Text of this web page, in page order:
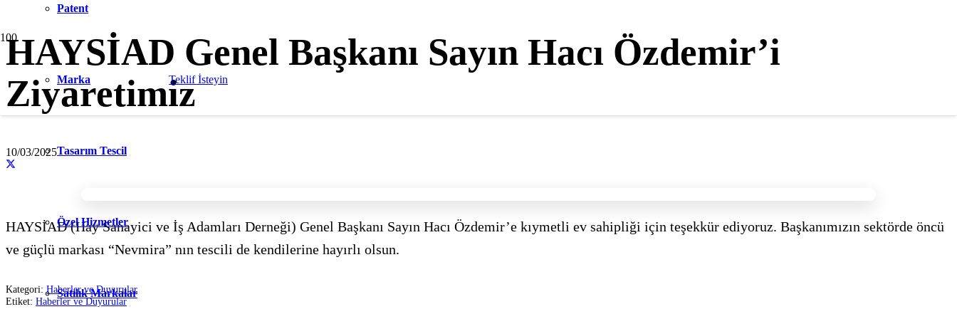
Patent
Marka
Tasarım Tescil
Özel Hizmetler
Satılık Markalar
Teklif İsteyin
HAYSİAD Genel Başkanı Sayın Hacı Özdemir’i
Ziyaretimiz
10/03/2025
HAYSİAD (Hay Sanayici ve İş Adamları Derneği) Genel Başkanı Sayın Hacı Özdemir’e kıymetli ev sahipliği için teşekkür ediyoruz. Başkanımızın sektörde öncü
ve güçlü markası “Nevmira” nın tescili de kendilerine hayırlı olsun.
Kategori:Haberler ve Duyurular
Etiket: Haberler ve Duyurular